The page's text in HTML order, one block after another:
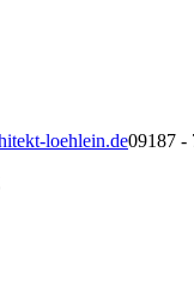
loehlein.de09187 -